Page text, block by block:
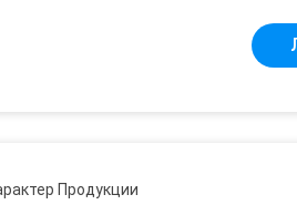
Продукции